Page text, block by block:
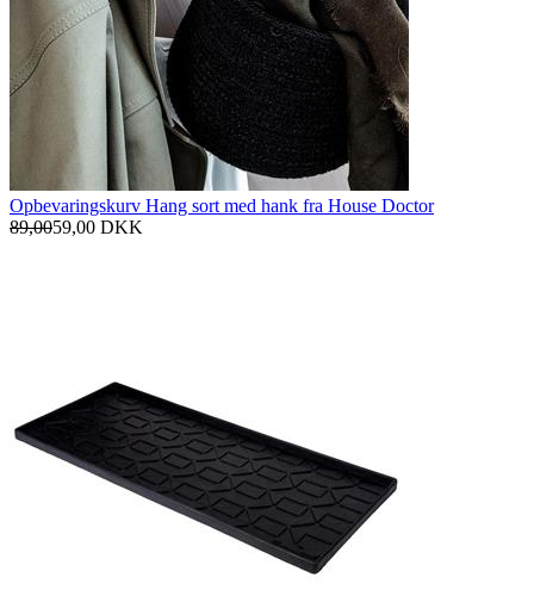
Opbevaringskurv Hang sort med hank fra House Doctor
89,0059,00 DKK